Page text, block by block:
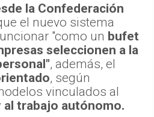
la Confederación
el nuevo sistema
"como un bufet
seleccionen a la
, además, el
, según
vinculados al
trabajo autónomo.